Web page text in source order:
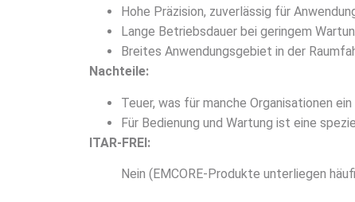
Hohe Präzision, zuverlässig für
Lange Betriebsdauer bei geringem
Breites Anwendungsgebiet in der
Nachteile:
Teuer, was für manche Organisationen
Für Bedienung und Wartung ist eine
ITAR-FREI:
Nein (EMCORE-Produkte unterliegen